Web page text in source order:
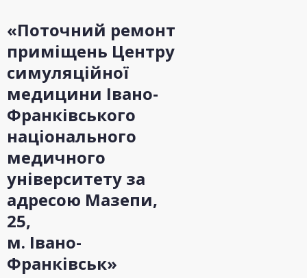
«Поточний ремонт
приміщень Центру
симуляційної
медицини Івано-
Франківського
національного
медичного
університету за
адресою Мазепи,
25,
м. Івано-
Франківськ»